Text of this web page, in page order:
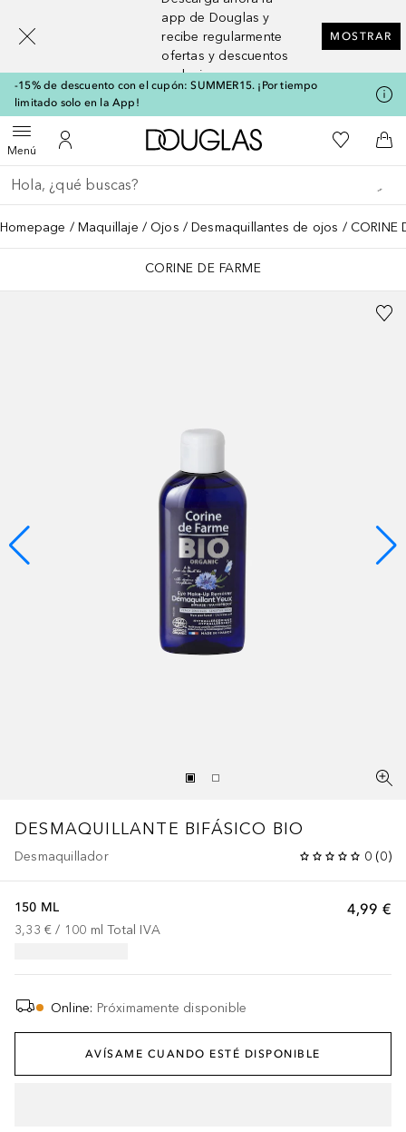
app de Douglas y
recibe regularmente
ofertas y descuentos
exclusivos
MOSTRAR
-15% de descuento con el cupón: SUMMER15. ¡Por tiempo
limitado solo en la App!
MenúAbrir menúMi cuenta
A Douglas HomeMi lista de
A
Regresar
Ejecutar búsqueda
Homepage Maquillaje Ojos Desmaquillantes de ojos CORINE
CORINE DE FARME
DESMAQUILLANTE BIFÁSICO BIO
Desmaquillador 0 (0)
4,99 €
150 ML
3,33 € / 100 ml Total IVA
Online: Próximamente disponible
AVÍSAME CUANDO ESTÉ DISPONIBLE
[navigation.slideout.screenreader]